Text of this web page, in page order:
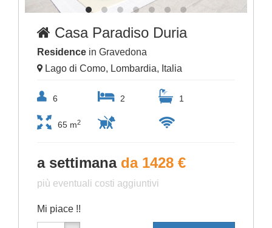
Casa Paradiso Duria
Residence in Gravedona
Lago di Como, Lombardia, Italia
6 2 1
65 m2
a settimana da 1428 €
più eventuali costi aggiuntivi
Mi piace !!